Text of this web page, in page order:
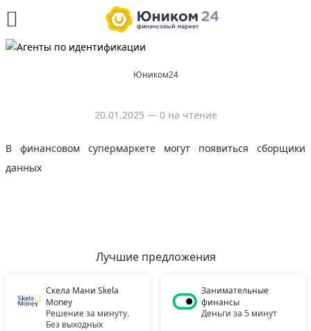
Юником24
20.01.2025 — 0 на чтение
В финансовом супермаркете могут появиться сборщики
данных
Лучшие предложения
Скела Мани Skela
Money
Решение за минуту.
Без выходных
Занимательные
финансы
Деньги за 5 минут